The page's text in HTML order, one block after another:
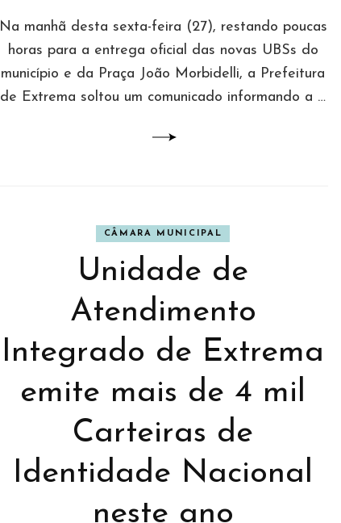
Na manhã desta sexta-feira (27), restando poucas
horas para a entrega oficial das novas UBSs do
município e da Praça João Morbidelli, a Prefeitura
de Extrema soltou um comunicado informando a …
CÂMARA MUNICIPAL
Unidade de
Atendimento
Integrado de Extrema
emite mais de 4 mil
Carteiras de
Identidade Nacional
neste ano